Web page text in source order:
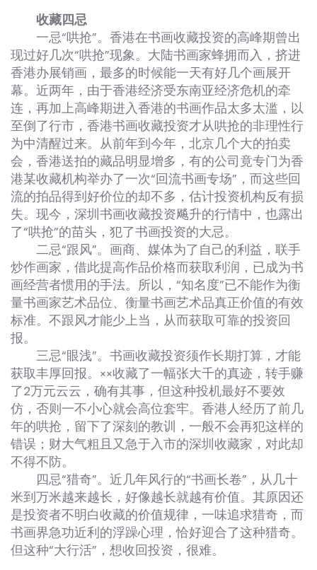
收藏四忌
一忌“哄抢”。香港在书画收藏投资的高峰期曾出
现过好几次“哄抢”现象。大陆书画家蜂拥而入，挤进
香港办展销画，最多的时候能一天有好几个画展开
幕。近两年，由于香港经济受东南亚经济危机的牵
连，再加上高峰期进入香港的书画作品太多太滥，以
至倒了行市，香港书画收藏投资才从哄抢的非理性行
为中清醒过来。从前年到今年，北京几个大的拍卖
会，香港送拍的藏品明显增多，有的公司竟专门为香
港某收藏机构举办了一次“回流书画专场”，而这些回
流的拍品得到好价位的却不多，估计投资机构反有损
失。现今，深圳书画收藏投资飚升的行情中，也露出
了“哄抢”的苗头，犯了书画投资的大忌。
二忌“跟风”。画商、媒体为了自己的利益，联手
炒作画家，借此提高作品价格而获取利润，已成为书
画经营者惯用的手法。所以，“知名度”已不能作为衡
量书画家艺术品位、衡量书画艺术品真正价值的有效
标准。不跟风才能少上当，从而获取可靠的投资回
报。
三忌“眼浅”。书画收藏投资须作长期打算，才能
获取丰厚回报。××收藏了一幅张大千的真迹，转手赚
了2万元云云，确有其事，但这种投机最好不要效
仿，否则一不小心就会高位套牢。香港人经历了前几
年的哄抢，留下了深刻的教训，一般不会再犯这样的
错误；财大气粗且又急于入市的深圳收藏家，对此却
不得不防。
四忌“猎奇”。近几年风行的“书画长卷”，从几十
米到万米越来越长，好像越长就越有价值。其原因还
是投资者不明白收藏的价值规律，一味追求猎奇，而
书画界急功近利的浮躁心理，恰好迎合了这种猎奇。
但这种“大行活”，想收回投资，很难。